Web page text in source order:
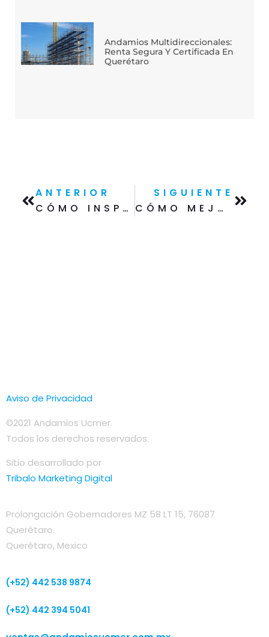
Andamios Multidireccionales:
Renta Segura Y Certificada En
Querétaro
ANTERIOR
CÓMO INSPECCIONAR UN ANDAMIO
SIGUIENTE
CÓMO MEJORAR LA EFICIENCIA EN EL TRABAJO CON ANDAMIOS
Aviso de Privacidad
©2021 Andamios Ucmer.
Todos los derechos reservados.
Sitio desarrollado por
Tribalo Marketing Digital
Prolongación Gobernadores MZ 58 LT 15, 76087
Querétaro.
Querétaro, Mexico
(+52) 442 538 9874
(+52) 442 394 5041